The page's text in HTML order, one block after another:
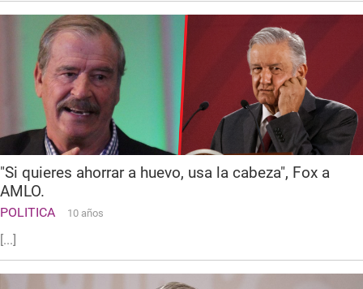
"Si quieres ahorrar a huevo, usa la cabeza", Fox a
AMLO.
POLITICA 10 años
[...]